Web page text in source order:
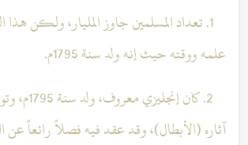
1. تعداد المسلمين جاوز المليار، ولكن
علمه ووقته حيث إنه ولد سنة 1795م.
آثاره (الأبطال)، وقد عقد فيه فصلاً رائعاً عن